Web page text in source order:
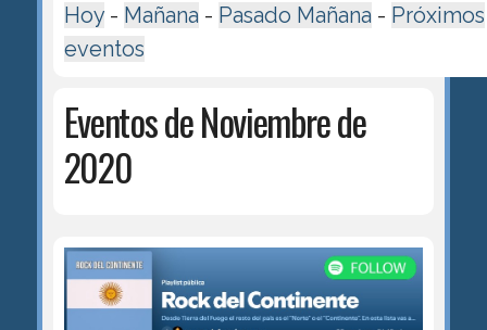
Hoy- Mañana - Pasado Mañana - Próximos
eventos
Eventos de Noviembre de
2020